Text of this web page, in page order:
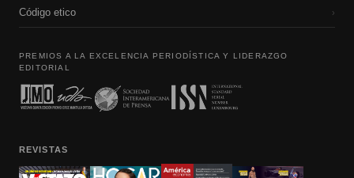
Código etico ›
PREMIOS A LA EXCELENCIA PERIODÍSTICA Y LIDERAZGO
EDITORIAL
REVISTAS